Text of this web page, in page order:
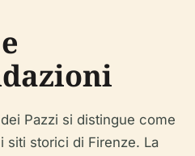
Pazzi si distingue come
siti storici di Firenze. La